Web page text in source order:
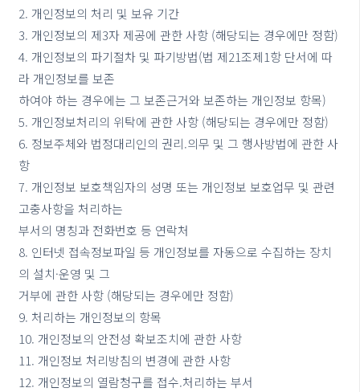
2. 개인정보의 처리 및 보유 기간
3. 개인정보의 제3자 제공에 관한 사항 (해당되는 경우에만 정함)
4. 개인정보의 파기절차 및 파기방법(법 제21조제1항 단서에 따
라 개인정보를 보존
하여야 하는 경우에는 그 보존근거와 보존하는 개인정보 항목)
5. 개인정보처리의 위탁에 관한 사항 (해당되는 경우에만 정함)
6. 정보주체와 법정대리인의 권리.의무 및 그 행사방법에 관한 사
항
7. 개인정보 보호책임자의 성명 또는 개인정보 보호업무 및 관련
고충사항을 처리하는
부서의 명칭과 전화번호 등 연락처
8. 인터넷 접속정보파일 등 개인정보를 자동으로 수집하는 장치
의 설치·운영 및 그
거부에 관한 사항 (해당되는 경우에만 정함)
9. 처리하는 개인정보의 항목
10. 개인정보의 안전성 확보조치에 관한 사항
11. 개인정보 처리방침의 변경에 관한 사항
12. 개인정보의 열람청구를 접수.처리하는 부서